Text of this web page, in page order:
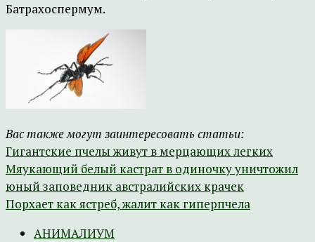
Батрахоспермум.
Вас также могут заинтересовать статьи:
Гигантские пчелы живут в мерцающих легких
Мяукающий белый кастрат в одиночку уничтожил
юный заповедник австралийских крачек
Порхает как ястреб, жалит как гиперпчела
АНИМАЛИУМ